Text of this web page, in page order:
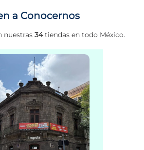
a Conocernos
nuestras 34tiendas en todo México.